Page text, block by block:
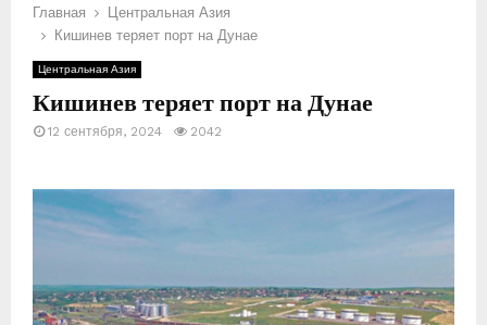
М
Ю
Главная
Центральная Азия
Кишинев теряет порт на Дунае
Центральная Азия
Кишинев теряет порт на Дунае
12 сентября, 2024 2042